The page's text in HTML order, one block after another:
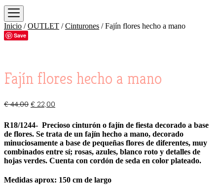
Inicio /OUTLET /Cinturones / Fajín flores hecho a mano
Save
Fajín flores hecho a mano
€44,00€22,00
R18/1244- Precioso cinturón o fajín de fiesta decorado a base
de flores. Se trata de un fajín hecho a mano, decorado
minuciosamente a base de pequeñas flores de diferentes, muy
combinados entre sí; rosas, azules, blanco roto y detalles de
hojas verdes. Cuenta con cordón de seda en color plateado.
Medidas aprox: 150 cm de largo